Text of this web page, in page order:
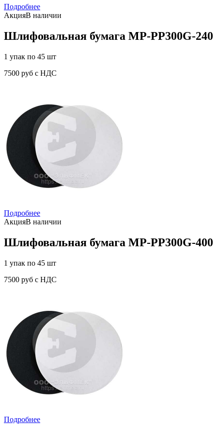
Подробнее
АкцияВ наличии
Шлифовальная бумага MP-PP300G-240
1 упак по 45 шт
7500 руб с НДС
Подробнее
АкцияВ наличии
Шлифовальная бумага MP-PP300G-400
1 упак по 45 шт
7500 руб с НДС
Подробнее